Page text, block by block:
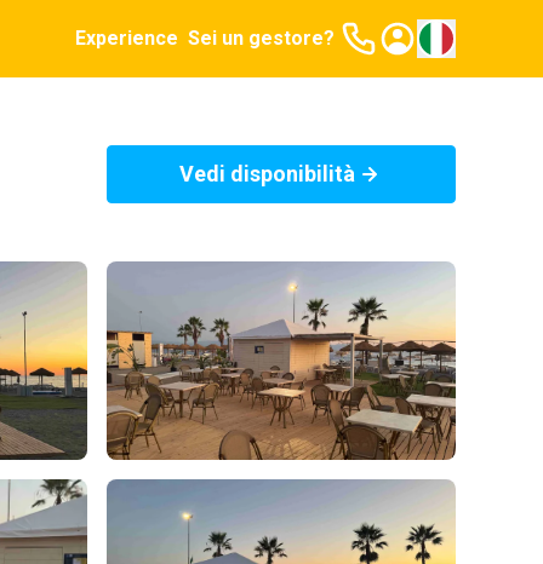
Experience Sei un gestore?
Vedi disponibilità